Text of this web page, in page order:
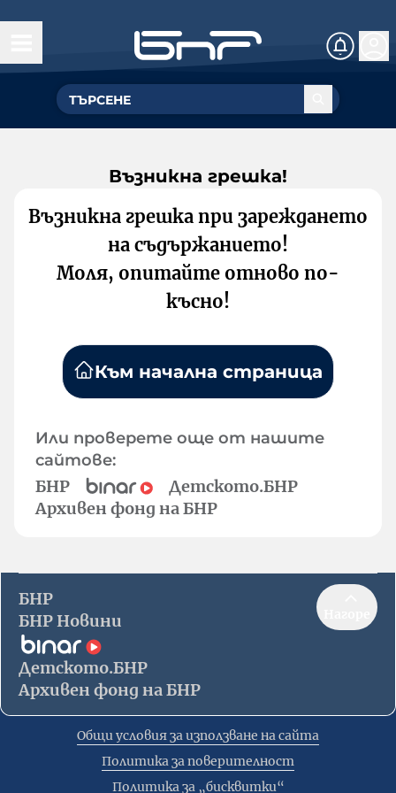
Възникна грешка!
Възникна грешка при зареждането
на съдържанието!
Моля, опитайте отново по-
късно!
Към начална страница
Или проверете още от нашите
сайтове:
БНР
Детското.БНР
Архивен фонд на БНР
БНР
БНР Новини
Детското.БНР
Архивен фонд на БНР
Общи условия за използване на сайта
Политика за поверителност
Политика за „бисквитки“